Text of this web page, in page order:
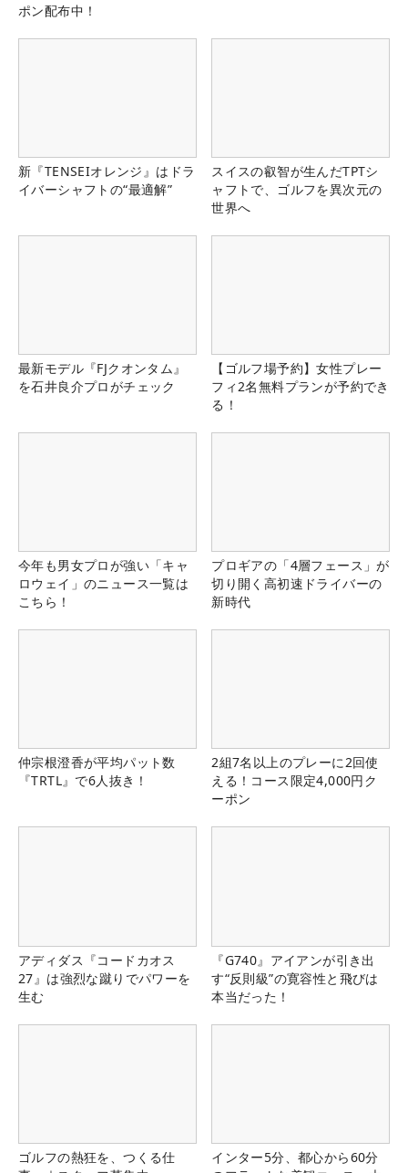
ポン配布中！
新『TENSEIオレンジ』はドラ
イバーシャフトの“最適解”
スイスの叡智が生んだTPTシ
ャフトで、ゴルフを異次元の
世界へ
最新モデル『FJクオンタム』
を石井良介プロがチェック
【ゴルフ場予約】女性プレー
フィ2名無料プランが予約でき
る！
今年も男女プロが強い「キャ
ロウェイ」のニュース一覧は
こちら！
プロギアの「4層フェース」が
切り開く高初速ドライバーの
新時代
仲宗根澄香が平均パット数
『TRTL』で6人抜き！
2組7名以上のプレーに2回使
える！コース限定4,000円ク
ーポン
アディダス『コードカオス
27』は強烈な蹴りでパワーを
生む
『G740』アイアンが引き出
す“反則級”の寛容性と飛びは
本当だった！
ゴルフの熱狂を、つくる仕
インター5分、都心から60分